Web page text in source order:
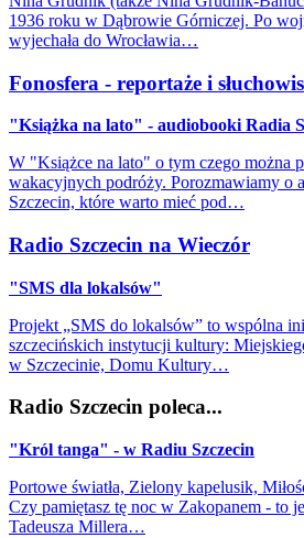
1936 roku w Dąbrowie Górniczej. Po
wyjechała do Wrocławia…
Fonosfera - reportaże i
"Książka na lato" - audiobooki Radia
W "Książce na lato" o tym czego można
wakacyjnych podróży. Porozmawiamy o
Szczecin, które warto mieć pod…
Radio Szczecin na Wieczór
"SMS dla lokalsów"
Projekt „SMS do lokalsów” to wspólna
szczecińskich instytucji kultury:
w Szczecinie, Domu Kultury…
Radio Szczecin poleca...
"Król tanga" - w Radiu Szczecin
Portowe światła, Zielony kapelusik,
Czy pamiętasz tę noc w Zakopanem - to
Tadeusza Millera…